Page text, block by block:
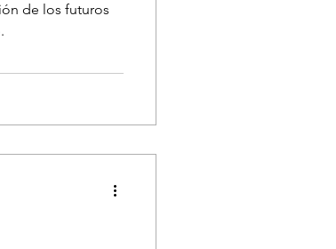
de los futuros